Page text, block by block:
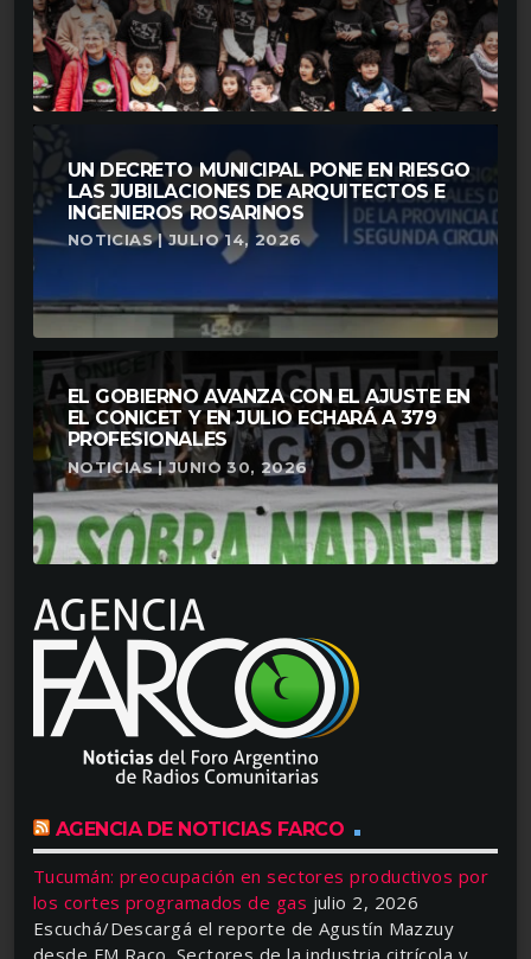
UN DECRETO MUNICIPAL PONE EN RIESGO
LAS JUBILACIONES DE ARQUITECTOS E
INGENIEROS ROSARINOS
NOTICIAS | JULIO 14, 2026
EL GOBIERNO AVANZA CON EL AJUSTE EN
EL CONICET Y EN JULIO ECHARÁ A 379
PROFESIONALES
NOTICIAS | JUNIO 30, 2026
AGENCIA DE NOTICIAS FARCO
Tucumán: preocupación en sectores productivos por
los cortes programados de gas julio 2, 2026
Escuchá/Descargá el reporte de Agustín Mazzuy
desde FM Raco. Sectores de la industria citrícola y